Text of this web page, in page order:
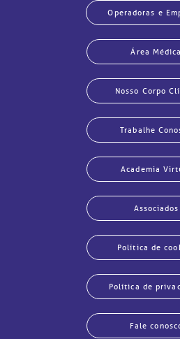
Operadoras e
Área Médica
Nosso Corpo
Trabalhe
Academia
Associados
Política de
Política de
Fale